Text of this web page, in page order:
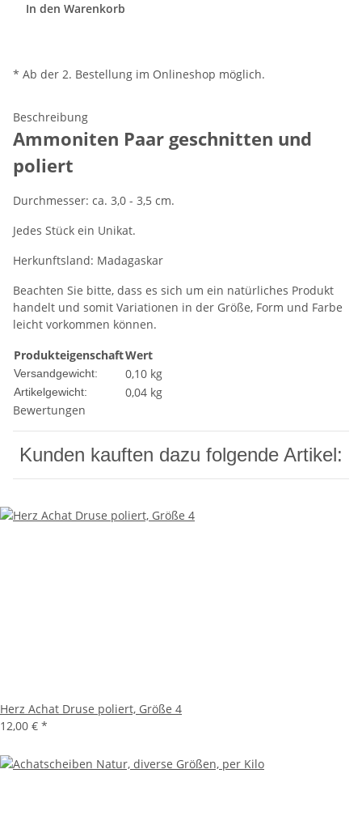
In den Warenkorb
* Ab der 2. Bestellung im Onlineshop möglich.
Beschreibung
Ammoniten Paar geschnitten und
poliert
Durchmesser: ca. 3,0 - 3,5 cm.
Jedes Stück ein Unikat.
Herkunftsland: Madagaskar
Beachten Sie bitte, dass es sich um ein natürliches Produkt
handelt und somit Variationen in der Größe, Form und Farbe
leicht vorkommen können.
ProdukteigenschaftWert
Versandgewicht: 0,10 kg
Artikelgewicht: 0,04 kg
Bewertungen
Kunden kauften dazu folgende Artikel:
Herz Achat Druse poliert, Größe 4
12,00 € *